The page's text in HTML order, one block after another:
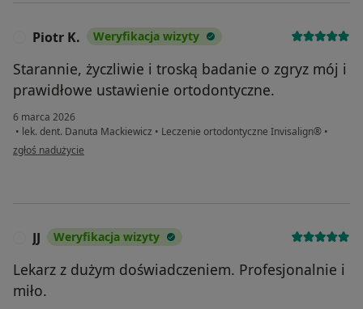
Piotr K. Weryfikacja wizyty
Starannie, życzliwie i troską badanie o zgryz mój i
prawidłowe ustawienie ortodontyczne.
6 marca 2026
• lek. dent. Danuta Mackiewicz • Leczenie ortodontyczne Invisalign® •
w opinii użytkownika Piotr K.
zgłoś nadużycie
JJ Weryfikacja wizyty
Lekarz z dużym doświadczeniem. Profesjonalnie i
miło.